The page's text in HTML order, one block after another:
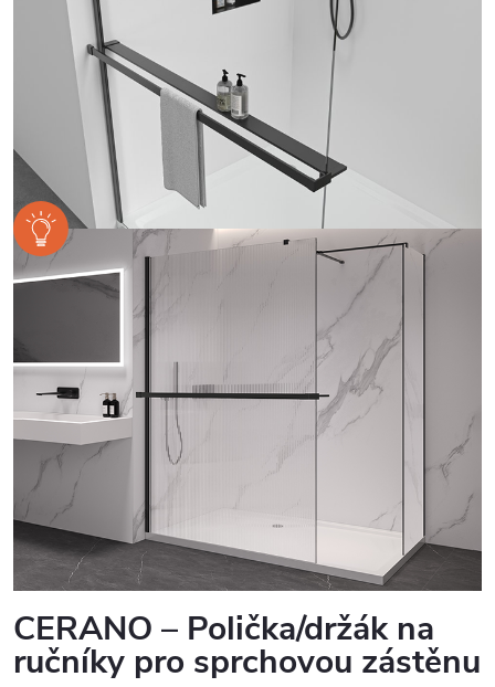
CERANO – Polička/držák na
ručníky pro sprchovou zástěnu